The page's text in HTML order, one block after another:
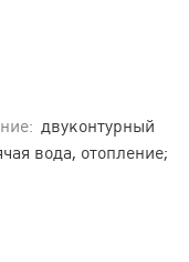
двуконтурный
вода, отопление;